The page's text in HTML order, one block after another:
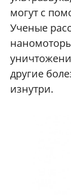
могут с
Ученые
другие
изнутри.